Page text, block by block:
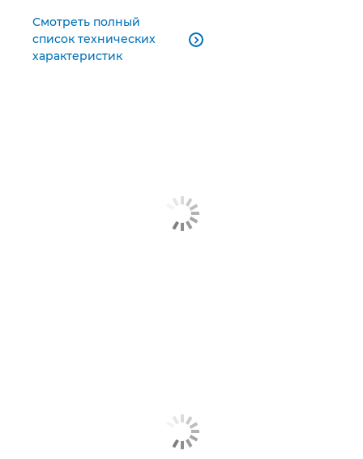
Смотреть полный
список технических
характеристик
